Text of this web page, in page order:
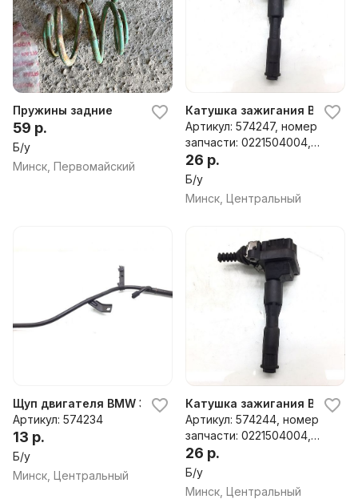
Пружины задние
59 р.
Б/у
Минск, Первомайский
Катушка зажигания BMW 3
Артикул: 574247, номер
запчасти: 0221504004,
1703227, 1354489085
26 р.
Б/у
Минск, Центральный
Щуп двигателя BMW 3 E46, 2001 г.
Артикул: 574234
13 р.
Б/у
Минск, Центральный
Катушка зажигания BMW 3
Артикул: 574244, номер
запчасти: 0221504004,
1703227, 1354489085
26 р.
Б/у
Минск, Центральный